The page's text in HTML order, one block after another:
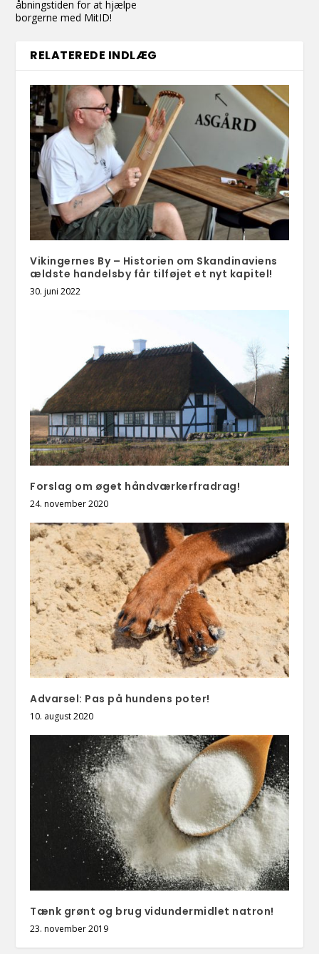
åbningstiden for at hjælpe
borgerne med MitID!
RELATEREDE INDLÆG
Vikingernes By – Historien om Skandinaviens
ældste handelsby får tilføjet et nyt kapitel!
30. juni 2022
Forslag om øget håndværkerfradrag!
24. november 2020
Advarsel: Pas på hundens poter!
10. august 2020
Tænk grønt og brug vidundermidlet natron!
23. november 2019